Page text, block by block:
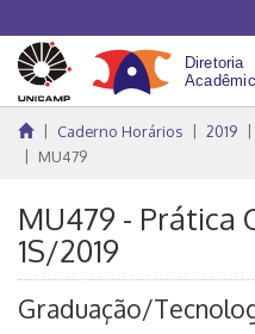
Caderno Horários 2019
MU479
MU479 - Prática
1S/2019
Graduação/